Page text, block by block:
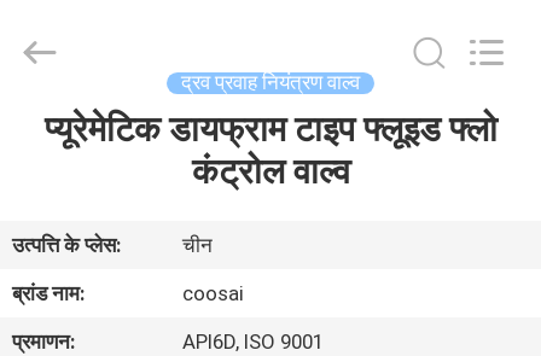
हमारे
बारे
group.
द्रव प्रवाह नियंत्रण वाल्व
प्यूरेमेटिक डायफ्राम टाइप फ्लूइड फ्लो
कंट्रोल वाल्व
उत्पत्ति के प्लेस:
चीन
ब्रांड नाम:
coosai
प्रमाणन:
API6D, ISO 9001